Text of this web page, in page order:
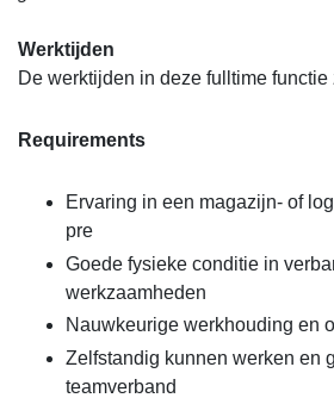
Werktijden
De werktijden in deze fulltime
Requirements
Ervaring in een magazijn- of
pre
Goede fysieke conditie in
werkzaamheden
Nauwkeurige werkhouding en
Zelfstandig kunnen werken en
teamverband